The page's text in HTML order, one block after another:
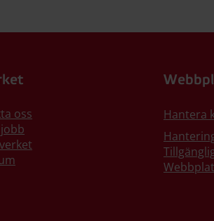
oss
Hantera